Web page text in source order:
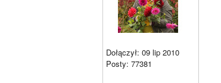
Dołączył: 09 lip 2010
Posty: 77381